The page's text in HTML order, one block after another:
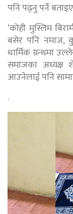
पनि पढ्नु पर्ने
‘कोही मुस्लिम
बसेर पनि नमाज,
धार्मिक ग्रन्थमा
समाजका अध्यक्ष
आउनेलाई पनि
.